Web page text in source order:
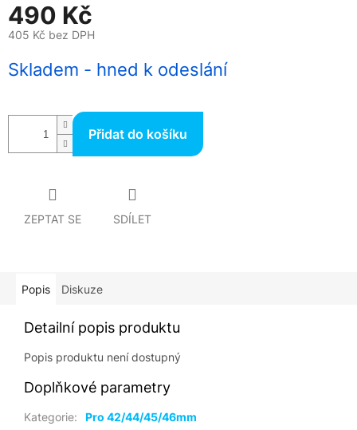
490 Kč
405 Kč bez DPH
cena:
Skladem - hned k odeslání
Přidat do košíku
ZEPTAT SE SDÍLET
Popis Diskuze
Detailní popis produktu
Popis produktu není dostupný
Doplňkové parametry
Kategorie:
Pro 42/44/45/46mm